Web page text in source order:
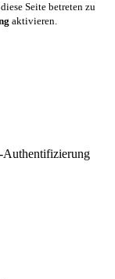
Seite betreten zu
aktivieren.
Authentifizierung